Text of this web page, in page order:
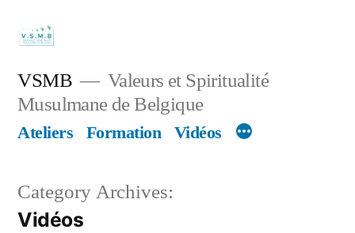
content
VSMB
Valeurs et Spiritualité
Musulmane de Belgique
Ateliers Formation Vidéos
Category Archives:
Vidéos